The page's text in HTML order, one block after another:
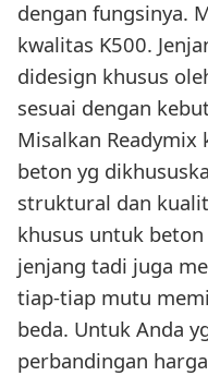
dengan fungsinya.
kwalitas K500.
didesign khusus
sesuai dengan
Misalkan
beton yg
struktural dan
khusus untuk
jenjang tadi juga
tiap-tiap mutu
beda. Untuk Anda
perbandingan